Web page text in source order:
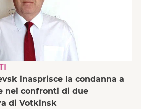
inasprisce la condanna a
nei confronti di due
di Votkinsk